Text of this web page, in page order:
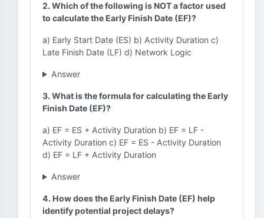
2. Which of the following is NOT a factor used
to calculate the Early Finish Date (EF)?
a) Early Start Date (ES) b) Activity Duration c)
Late Finish Date (LF) d) Network Logic
Answer
3. What is the formula for calculating the Early
Finish Date (EF)?
a) EF = ES + Activity Duration b) EF = LF -
Activity Duration c) EF = ES - Activity Duration
d) EF = LF + Activity Duration
Answer
4. How does the Early Finish Date (EF) help
identify potential project delays?